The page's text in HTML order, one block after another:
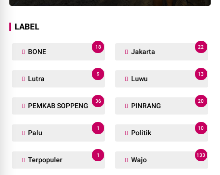
LABEL
BONE
18
Jakarta
22
Lutra
9
Luwu
13
PEMKAB SOPPENG
36
PINRANG
20
Palu
1
Politik
10
Terpopuler
1
Wajo
133